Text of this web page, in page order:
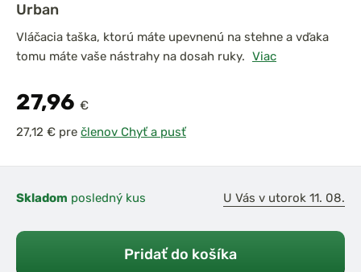
Urban
Vláčacia taška, ktorú máte upevnenú na stehne a vďaka
tomu máte vaše nástrahy na dosah ruky. Viac
27,96 €
pre členov Chyť a pusť
Skladom posledný kus U Vás v utorok 11. 08.
Pridať do košíka